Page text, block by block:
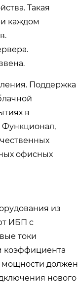
Такая
каждом
Поддержка
в
Функционал,
офисных
из
ИБП с
токи
коэффициента
мощности должен
нового